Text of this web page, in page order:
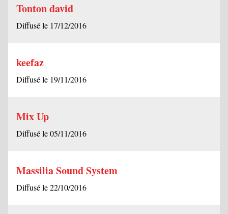
Tonton david
Diffusé le 17/12/2016
keefaz
Diffusé le 19/11/2016
Mix Up
Diffusé le 05/11/2016
Massilia Sound System
Diffusé le 22/10/2016